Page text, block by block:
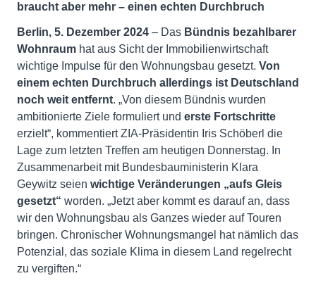
braucht aber mehr – einen echten Durchbruch
Berlin, 5. Dezember 2024 – Das Bündnis bezahlbarer
Wohnraum hat aus Sicht der Immobilienwirtschaft
wichtige Impulse für den Wohnungsbau gesetzt. Von
einem echten Durchbruch allerdings ist Deutschland
noch weit entfernt. „Von diesem Bündnis wurden
ambitionierte Ziele formuliert und erste Fortschritte
erzielt“, kommentiert ZIA-Präsidentin Iris Schöberl die
Lage zum letzten Treffen am heutigen Donnerstag. In
Zusammenarbeit mit Bundesbauministerin Klara
Geywitz seien wichtige Veränderungen „aufs Gleis
gesetzt“ worden. „Jetzt aber kommt es darauf an, dass
wir den Wohnungsbau als Ganzes wieder auf Touren
bringen. Chronischer Wohnungsmangel hat nämlich das
Potenzial, das soziale Klima in diesem Land regelrecht
zu vergiften.“